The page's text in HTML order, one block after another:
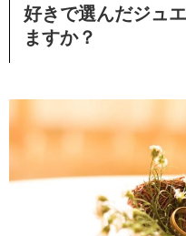
好きで選んだジュ
ますか？